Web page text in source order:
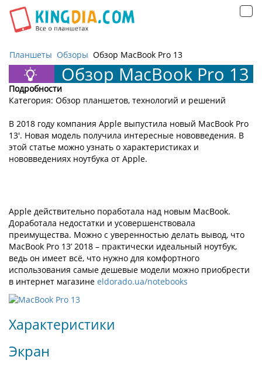
Планшеты Обзоры Обзор MacBook Pro 13
Обзор MacBook Pro 13
Подробности
Категория: Обзор планшетов, технологий и решений
В 2018 году компания Apple выпустила новый MacBook Pro
13'. Новая модель получила интересные нововведения. В
этой статье можно узнать о характеристиках и
нововведениях ноутбука от Apple.
Apple действительно поработала над новым MacBook.
Доработала недостатки и усовершенствовала
преимущества. Можно с уверенностью делать вывод, что
MacBook Pro 13’ 2018 – практически идеальный ноутбук,
ведь он имеет всё, что нужно для комфортного
использования самые дешевые модели можно приобрести
в интернет магазине eldorado.ua/notebooks
Характеристики
Экран